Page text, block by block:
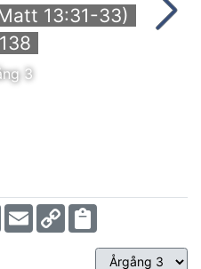
13:31-33)
3
TwitterEmailCopy
Link